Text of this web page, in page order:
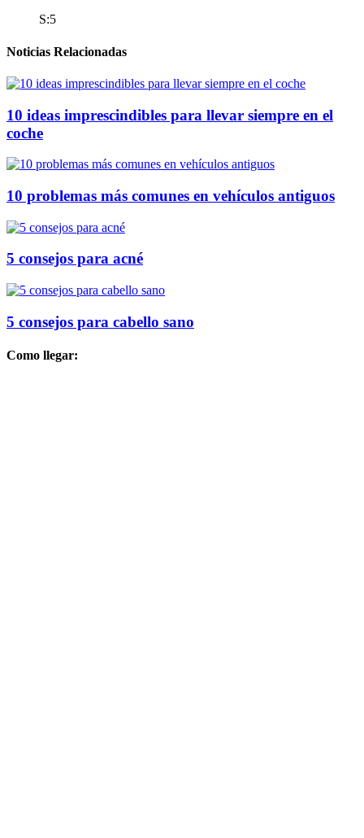
S:5
Noticias Relacionadas
10 ideas imprescindibles para llevar siempre en el
coche
10 problemas más comunes en vehículos antiguos
5 consejos para acné
5 consejos para cabello sano
Como llegar: